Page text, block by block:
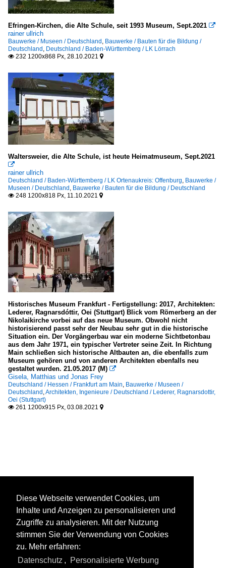
Efringen-Kirchen, die Alte Schule, seit 1993 Museum, Sept.2021 
rainer ullrich
Bauwerke / Museen / Deutschland , Bauwerke / Bauten für die Bildung /
Deutschland , Deutschland / Baden-Württemberg / LK Lörrach
 232 1200x868 Px, 28.10.2021 
Waltersweier, die Alte Schule, ist heute Heimatmuseum, Sept.2021

rainer ullrich
Deutschland / Baden-Württemberg / LK Ortenaukreis: Offenburg, Bauwerke /
Museen / Deutschland , Bauwerke / Bauten für die Bildung / Deutschland
 248 1200x818 Px, 11.10.2021 
Historisches Museum Frankfurt - Fertigstellung: 2017, Architekten:
Lederer, Ragnarsdóttir, Oei (Stuttgart) Blick vom Römerberg an der
Nikolaikirche vorbei auf das neue Museum. Obwohl nicht
historisierend passt sehr der Neubau sehr gut in die historische
Situation ein. Der Vorgängerbau war ein moderne Sichtbetonbau
aus dem Jahr 1971, ein typischer Vertreter seine Zeit. In Richtung
Main schließen sich historische Altbauten an, die ebenfalls zum
Museum gehören und von anderen Architekten ebenfalls neu
gestaltet wurden. 21.05.2017 (M) 
Gisela, Matthias und Jonas Frey
Deutschland / Hessen / Frankfurt am Main, Bauwerke / Museen /
Deutschland ,Architekten, Ingenieure / Deutschland / Lederer, Ragnarsdottir,
Oei (Stuttgart)
 261 1200x915 Px, 03.08.2021 
Diese Webseite verwendet Cookies, um
Inhalte und Anzeigen zu personalisieren und
Zugriffe zu analysieren. Mit der Nutzung
stimmen Sie der Verwendung von Cookies
zu. Mehr erfahren:
Datenschutz , Personalisierte Werbung